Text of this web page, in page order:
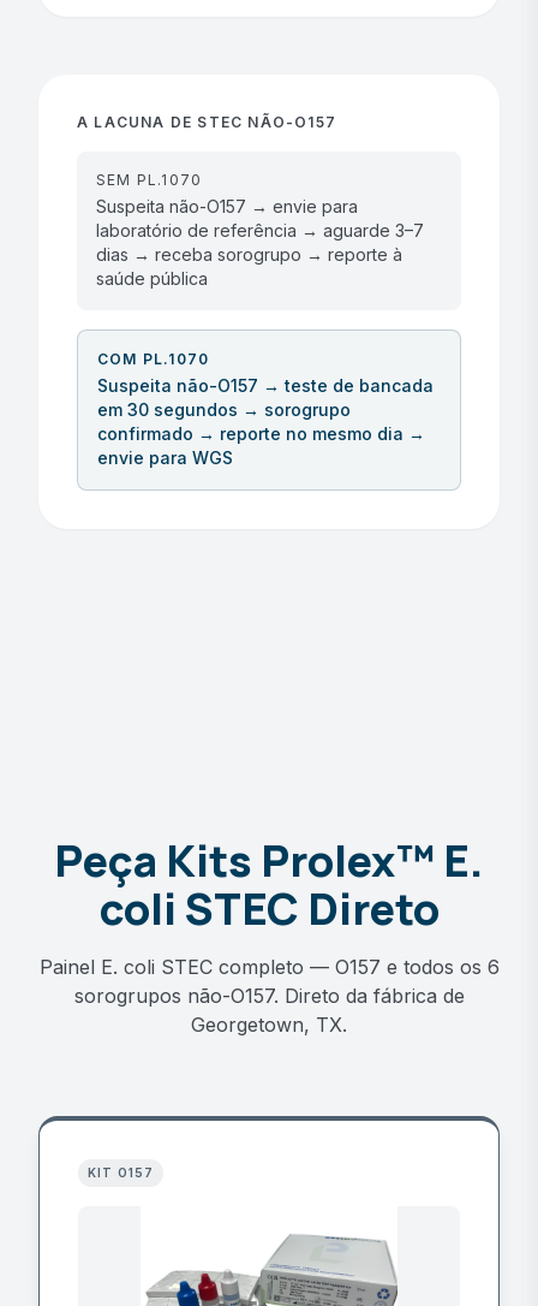
A LACUNA DE STEC NÃO-O157
SEM PL.1070
Suspeita não-O157 → envie para
laboratório de referência → aguarde 3–7
dias → receba sorogrupo → reporte à
saúde pública
COM PL.1070
Suspeita não-O157 → teste de bancada
em 30 segundos → sorogrupo
confirmado → reporte no mesmo dia →
envie para WGS
Peça Kits Prolex™ E.
coli STEC Direto
Painel E. coli STEC completo — O157 e todos os 6
sorogrupos não-O157. Direto da fábrica de
Georgetown, TX.
KIT O157